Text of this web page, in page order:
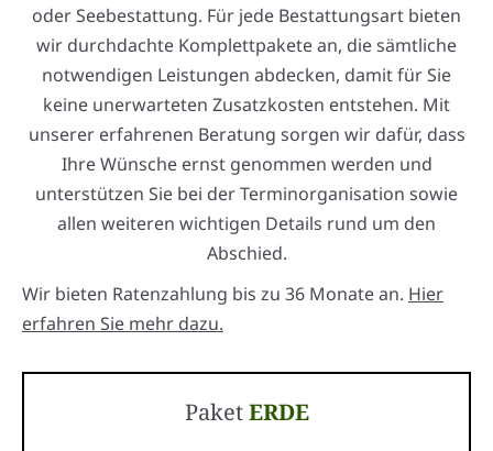
oder Seebestattung. Für jede Bestattungsart bieten
wir durchdachte Komplettpakete an, die sämtliche
notwendigen Leistungen abdecken, damit für Sie
keine unerwarteten Zusatzkosten entstehen. Mit
unserer erfahrenen Beratung sorgen wir dafür, dass
Ihre Wünsche ernst genommen werden und
unterstützen Sie bei der Terminorganisation sowie
allen weiteren wichtigen Details rund um den
Abschied.
Wir bieten Ratenzahlung bis zu 36 Monate an. Hier
erfahren Sie mehr dazu.
PaketERDE